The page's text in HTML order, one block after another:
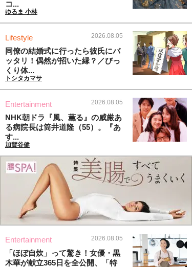
コ...
ゆるま 小林
Lifestyle 2026.08.05
同僚の結婚式に行ったら彼氏にバ
ッタリ！偶然が招いた縁？／びっ
くり体...
トシタカマサ
Entertainment 2026.08.05
NHK朝ドラ『風、薫る』の威厳あ
る病院長は筒井道隆（55）。『あ
す...
加賀谷健
Entertainment 2026.08.05
「ほぼ自炊」って驚き！女優・黒
木華が献立365日を全公開、「特